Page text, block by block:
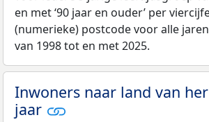
en met ‘90 jaar en ouder’ per
(numerieke) postcode voor alle
van 1998 tot en met 2025.
Inwoners naar land van
jaar